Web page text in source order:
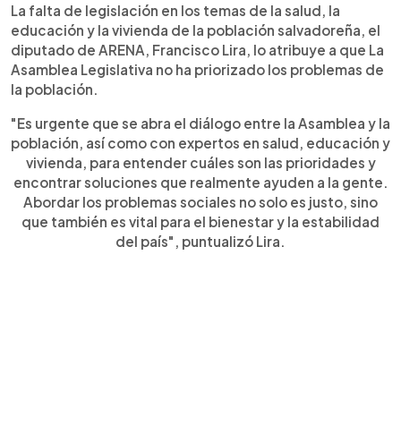
La falta de legislación en los temas de la salud, la
educación y la vivienda de la población salvadoreña, el
diputado de ARENA, Francisco Lira, lo atribuye a que La
Asamblea Legislativa no ha priorizado los problemas de
la población.
"Es urgente que se abra el diálogo entre la Asamblea y la
población, así como con expertos en salud, educación y
vivienda, para entender cuáles son las prioridades y
encontrar soluciones que realmente ayuden a la gente.
Abordar los problemas sociales no solo es justo, sino
que también es vital para el bienestar y la estabilidad
del país", puntualizó Lira.